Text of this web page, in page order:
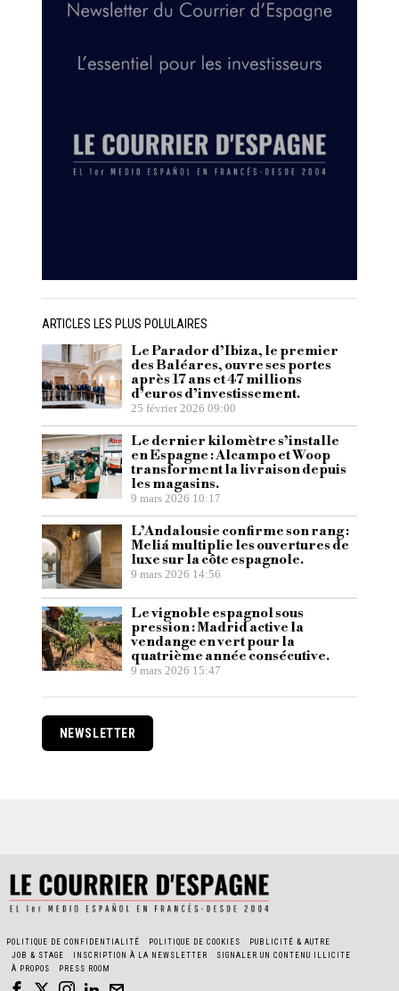
ARTICLES LES PLUS POLULAIRES
Le Parador d’Ibiza, le premier
des Baléares, ouvre ses portes
après 17 ans et 47 millions
d’euros d’investissement.
25 février 2026 09:00
Le dernier kilomètre s’installe
en Espagne : Alcampo et Woop
transforment la livraison depuis
les magasins.
9 mars 2026 10:17
L’Andalousie confirme son rang :
Meliá multiplie les ouvertures de
luxe sur la côte espagnole.
9 mars 2026 14:56
Le vignoble espagnol sous
pression : Madrid active la
vendange en vert pour la
quatrième année consécutive.
9 mars 2026 15:47
NEWSLETTER
POLITIQUE DE CONFIDENTIALITÉ POLITIQUE DE COOKIES
PUBLICITÉ & AUTRE
JOB & STAGE
INSCRIPTION À LA NEWSLETTER
SIGNALER UN CONTENU ILLICITE
À PROPOS
PRESS ROOM